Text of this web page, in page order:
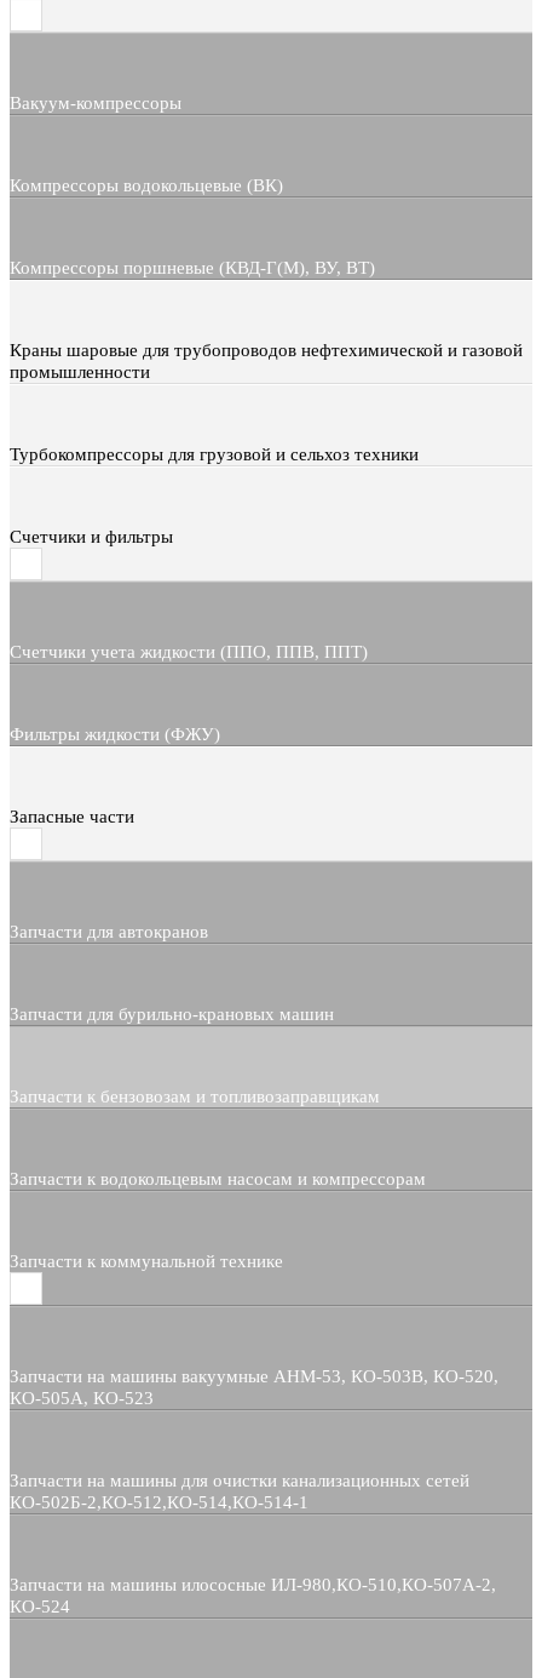
Вакуум-компрессоры
Компрессоры водокольцевые (ВК)
Компрессоры поршневые (КВД-Г(М), ВУ, ВТ)
Краны шаровые для трубопроводов нефтехимической и газовой
промышленности
Турбокомпрессоры для грузовой и сельхоз техники
Счетчики и фильтры
Счетчики учета жидкости (ППО, ППВ, ППТ)
Фильтры жидкости (ФЖУ)
Запасные части
Запчасти для автокранов
Запчасти для бурильно-крановых машин
Запчасти к бензовозам и топливозаправщикам
Запчасти к водокольцевым насосам и компрессорам
Запчасти к коммунальной технике
Запчасти на машины вакуумные АНМ-53, КО-503В, КО-520,
КО-505А, КО-523
Запчасти на машины для очистки канализационных сетей
КО-502Б-2,КО-512,КО-514,КО-514-1
Запчасти на машины илососные ИЛ-980,КО-510,КО-507А-2,
КО-524